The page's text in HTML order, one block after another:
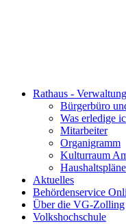
Rathaus - Verwaltung
Bürgerbüro
Was erledige
Mitarbeiter
Organigramm
Kulturraum
Haushaltspläne
Aktuelles
Behördenservice
Über die VG-Zolling
Volkshochschule